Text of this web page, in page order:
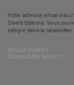
Votre adresse email est
Diverti Editions. Vous
intégré dans la newsletter.